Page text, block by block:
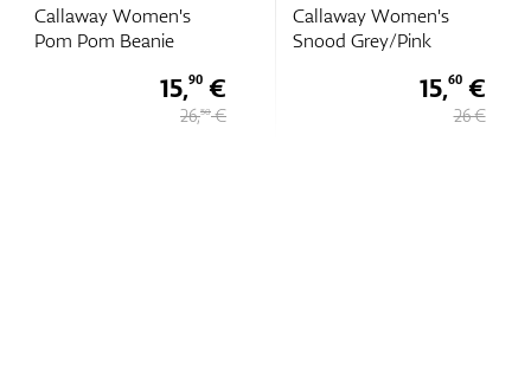
Callaway Women's
Pom Pom Beanie
15,90 €
26,50€
Callaway Women's
Snood Grey/Pink
15,60€
26 €